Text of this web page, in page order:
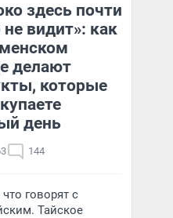
здесь почти
не видит»: как
делают
которые
день
144
говорят с
Тайское